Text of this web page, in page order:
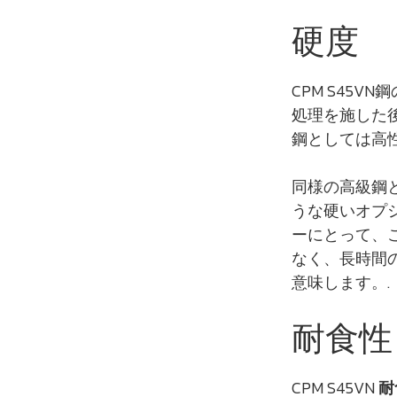
硬度
CPM S45VN
処理を施した
鋼としては高
同様の高級鋼
うな硬いオプ
ーにとって、
なく、長時間
意味します。.
耐食性
CPM S45VN